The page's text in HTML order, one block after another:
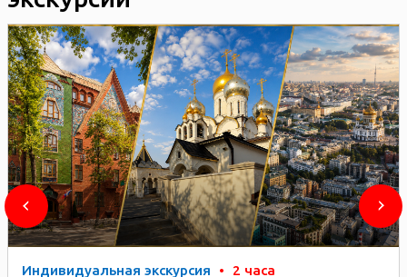
Индивидуальная экскурсия • 2 часа